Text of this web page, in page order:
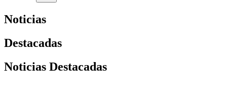
Noticias
Destacadas
Noticias Destacadas